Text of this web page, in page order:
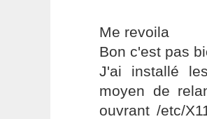
Me revoila
Bon c'est pas
J'ai installé
moyen de
ouvrant /etc/